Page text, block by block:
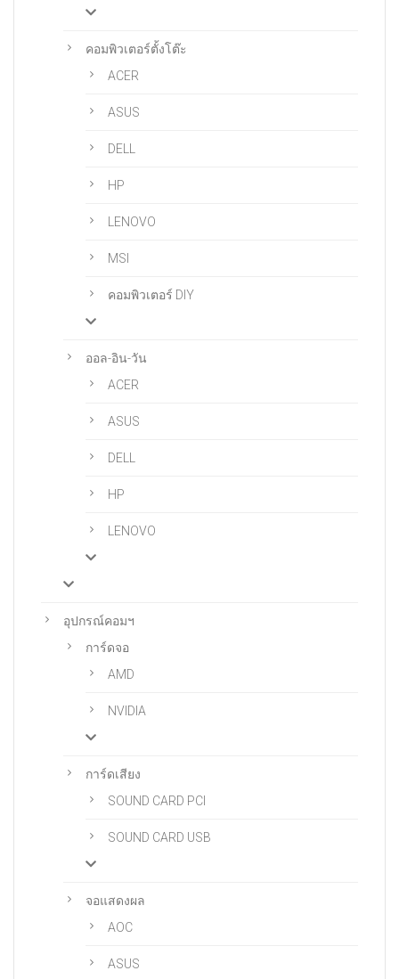
คอมพิวเตอร์ตั้งโต๊ะ
ACER
ASUS
DELL
HP
LENOVO
MSI
คอมพิวเตอร์ DIY
ออล-อิน-วัน
ACER
ASUS
DELL
HP
LENOVO
อุปกรณ์คอมฯ
การ์ดจอ
AMD
NVIDIA
การ์ดเสียง
SOUND CARD PCI
SOUND CARD USB
จอแสดงผล
AOC
ASUS